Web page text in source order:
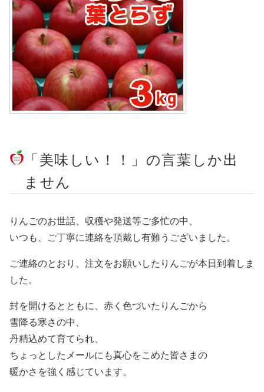
「美味しい！！」の言葉しか出
ません
りんごのお世話、収穫や発送等ご多忙の中、
いつも、ご丁寧に連絡を頂戴し有難うございました。
ご連絡のとおり、注文をお願いしたりんごが本日到着しま
した。
封を開けるとともに、赤く色づいたりんごから
雪降る寒さの中、
丹精込めて育てられ、
ちょっとしたメールにも真心をこめた皆さまの
暖かさを強く感じています。